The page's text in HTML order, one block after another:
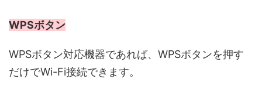
WPSボタン
WPSボタン対応機器であれば、WPSボタンを押す
だけでWi-Fi接続できます。